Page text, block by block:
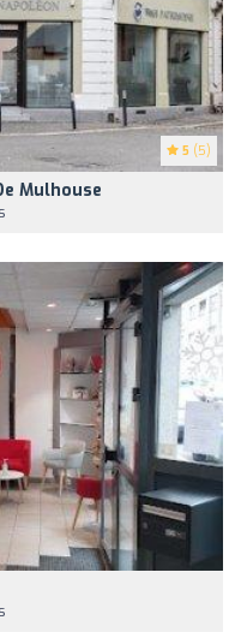
5 (5)
Mulhouse